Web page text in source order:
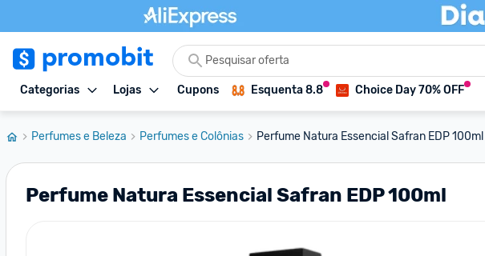
Categorias Lojas Cupons Esquenta 8.8 Choice Day 70% OFF
Perfumes e Beleza Perfumes e Colônias Perfume Natura Essencial Safran EDP 100ml
Perfume Natura Essencial Safran EDP 100ml